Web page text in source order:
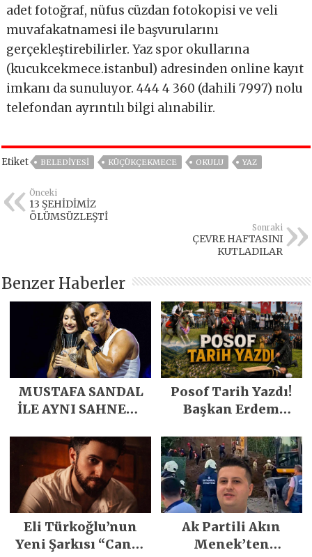
adet fotoğraf, nüfus cüzdan fotokopisi ve veli
muvafakatnamesi ile başvurularını
gerçekleştirebilirler. Yaz spor okullarına
(kucukcekmece.istanbul) adresinden online kayıt
imkanı da sunuluyor. 444 4 360 (dahili 7997) nolu
telefondan ayrıntılı bilgi alınabilir.
Etiket BELEDİYESİ KÜÇÜKÇEKMECE OKULU YAZ
Önceki
13 ŞEHİDİMİZ
ÖLÜMSÜZLEŞTİ
Sonraki
ÇEVRE HAFTASINI
KUTLADILAR
Benzer Haberler
MUSTAFA SANDAL
İLE AYNI SAHNEDE
Posof Tarih Yazdı!
Başkan Erdem
Emeğiyle Son
Yılların En Büyük
Festivali
Gerçekleşti
Eli Türkoğlu’nun
Yeni Şarkısı “Canın
Ak Partili Akın
Menek’ten